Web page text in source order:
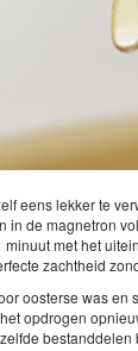
eens lekker te
de magnetron
met het
zachtheid
oosterse was
opdrogen